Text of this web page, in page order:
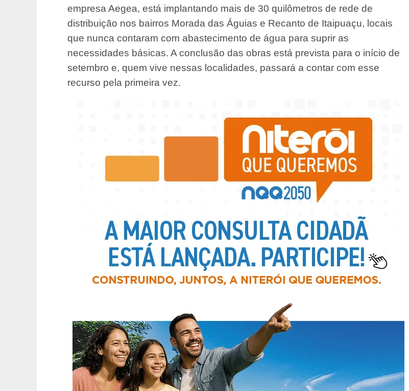
empresa Aegea, está implantando mais de 30 quilômetros de rede de
distribuição nos bairros Morada das Águias e Recanto de Itaipuaçu, locais
que nunca contaram com abastecimento de água para suprir as
necessidades básicas. A conclusão das obras está prevista para o início de
setembro e, quem vive nessas localidades, passará a contar com esse
recurso pela primeira vez.